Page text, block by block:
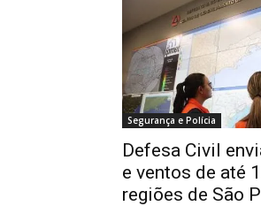
Segurança e Polícia
Defesa Civil
e ventos de até
regiões de São